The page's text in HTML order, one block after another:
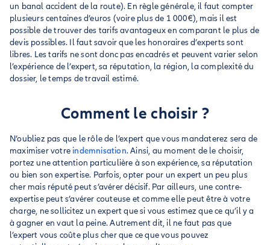
un banal accident de la route). En règle générale, il faut compter
plusieurs centaines d’euros (voire plus de 1 000€), mais il est
possible de trouver des tarifs avantageux en comparant le plus de
devis possibles. Il faut savoir que les honoraires d’experts sont
libres. Les tarifs ne sont donc pas encadrés et peuvent varier selon
l’expérience de l’expert, sa réputation, la région, la complexité du
dossier, le temps de travail estimé.
Comment le choisir ?
N’oubliez pas que le rôle de l’expert que vous mandaterez sera de
maximiser votreindemnisation. Ainsi, au moment de le choisir,
portez une attention particulière à son expérience, sa réputation
ou bien son expertise. Parfois, opter pour un expert un peu plus
cher mais réputé peut s’avérer décisif. Par ailleurs, une contre-
expertise peut s’avérer couteuse et comme elle peut être à votre
charge, ne sollicitez un expert que si vous estimez que ce qu’il y a
à gagner en vaut la peine. Autrement dit, il ne faut pas que
l’expert vous coûte plus cher que ce que vous pouvez